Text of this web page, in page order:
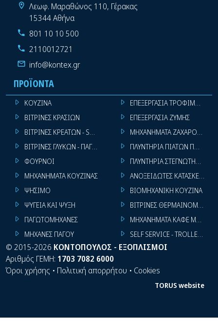
Λεωφ. Μαραθώνος 110, Γέρακας
15344 Αθήνα
801 10 10 500
2110012721
info@kontex.gr
ΠΡΟΪΌΝΤΑ
ΚΟΥΖΙΝΑ
ΒΙΤΡΙΝΕΣ ΚΡΑΣΙΩΝ
ΒΙΤΡΙΝΕΣ ΚΡΕΑΤΩΝ - SUPER MARKET
ΒΙΤΡΙΝΕΣ ΓΛΥΚΩΝ - ΠΑΓΩΤΩΝ
ΦΟΥΡΝΟΙ
ΜΗΧΑΝΗΜΑΤΑ ΚΟΥΖΙΝΑΣ
ΨΗΣΙΜΟ
ΨΥΓΕΙΑ ΚΑΙ ΨΥΞΗ
ΠΑΓΩΤΟΜΗΧΑΝΕΣ
ΜΗΧΑΝΕΣ ΠΑΓΟΥ
ΕΠΕΞΕΡΓΑΣΙΑ ΤΡΟΦΙΜΩΝ
ΕΠΕΞΕΡΓΑΣΙΑ ΖΥΜΗΣ
ΜΗΧΑΝΗΜΑΤΑ
ΠΛΥΝΤΗΡΙΑ ΠΙΑΤΩΝ
ΠΛΥΝΤΗΡΙΑ ΣΤΕΓΝΩΤΗΡΙΑ
ΑΝΟΞΕΙΔΩΤΕΣ ΚΑΤΑΣΚΕΥΕΣ
ΒΙΟΜΗΧΑΝΙΚΗ ΚΟΥΖΙΝΑ
ΒΙΤΡΙΝΕΣ ΘΕΡΜΑΙΝΟΜΕΝΕΣ
ΜΗΧΑΝΗΜΑΤΑ ΚΑΦΕ ΜΠΑΡ
SELF SERVICE - TROLLEY -
© 2015-2026 ΚΟΝΤΟΠΟΥΛΟΣ - ΕΞΟΠΛΙΣΜΟΙ
Αριθμός ΓΕΜΗ: 1703 7082 6000
Όροι χρήσης • Πολιτική απορρήτου • Cookies
TORUS website